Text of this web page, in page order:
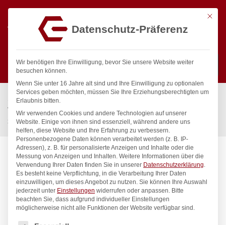
Suchen
Start / Gastronomiebedarf & Gastro Geräte für Profis
Wassertechnik
Geschirrwaschbrause
xaria Mehrzweck-Reinigungsset 1/2″
Mit
Datenschutz-Präferenz
Wir benötigen Ihre Einwilligung, bevor Sie unsere Website weiter
besuchen können.
Wenn Sie unter 16 Jahre alt sind und Ihre Einwilligung zu optionalen
Services geben möchten, müssen Sie Ihre Erziehungsberechtigten um
Erlaubnis bitten.
Wir verwenden Cookies und andere Technologien auf unserer
Website. Einige von ihnen sind essenziell, während andere uns
helfen, diese Website und Ihre Erfahrung zu verbessern.
Personenbezogene Daten können verarbeitet werden (z. B. IP-
Adressen), z. B. für personalisierte Anzeigen und Inhalte oder die
Messung von Anzeigen und Inhalten. Weitere Informationen über die
Verwendung Ihrer Daten finden Sie in unserer Datenschutzerklärung.
Es besteht keine Verpflichtung, in die Verarbeitung Ihrer Daten
einzuwilligen, um dieses Angebot zu nutzen. Sie können Ihre Auswahl
jederzeit unter Einstellungen widerrufen oder anpassen. Bitte
beachten Sie, dass aufgrund individueller Einstellungen
möglicherweise nicht alle Funktionen der Website verfügbar sind.